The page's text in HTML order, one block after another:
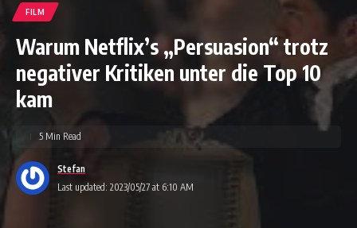
FILM
Warum Netflix’s „Persuasion“ trotz
negativer Kritiken unter die Top 10
kam
Last updated: 2023/05/27 at 6:10 AM
Stefan
5 Min Read